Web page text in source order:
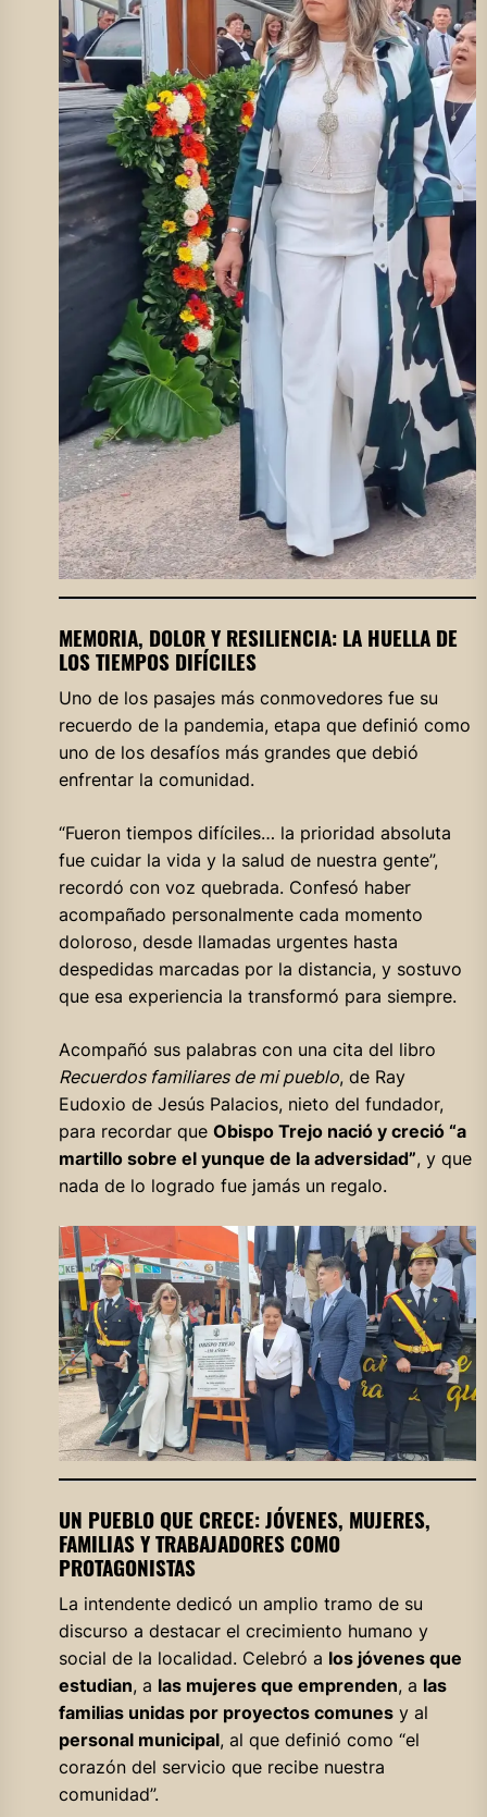
MEMORIA, DOLOR Y RESILIENCIA: LA HUELLA DE
LOS TIEMPOS DIFÍCILES
Uno de los pasajes más conmovedores fue su
recuerdo de la pandemia, etapa que definió como
uno de los desafíos más grandes que debió
enfrentar la comunidad.
“Fueron tiempos difíciles… la prioridad absoluta
fue cuidar la vida y la salud de nuestra gente”,
recordó con voz quebrada. Confesó haber
acompañado personalmente cada momento
doloroso, desde llamadas urgentes hasta
despedidas marcadas por la distancia, y sostuvo
que esa experiencia la transformó para siempre.
Acompañó sus palabras con una cita del libro
Recuerdos familiares de mi pueblo, de Ray
Eudoxio de Jesús Palacios, nieto del fundador,
para recordar que Obispo Trejo nació y creció “a
martillo sobre el yunque de la adversidad”, y que
nada de lo logrado fue jamás un regalo.
UN PUEBLO QUE CRECE: JÓVENES, MUJERES,
FAMILIAS Y TRABAJADORES COMO
PROTAGONISTAS
La intendente dedicó un amplio tramo de su
discurso a destacar el crecimiento humano y
social de la localidad. Celebró a los jóvenes que
estudian, a las mujeres que emprenden, a las
familias unidas por proyectos comunesy al
personal municipal, al que definió como “el
corazón del servicio que recibe nuestra
comunidad”.